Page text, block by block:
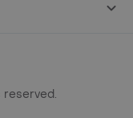
reserved.